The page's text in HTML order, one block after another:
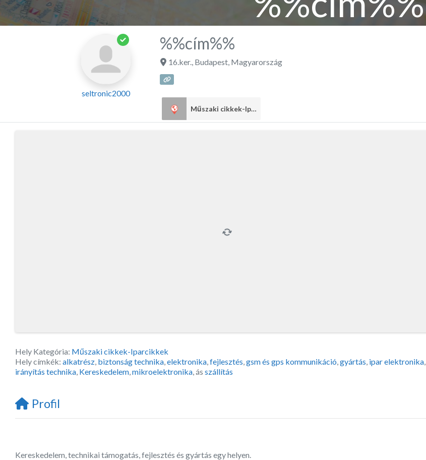
seltronic2000
%%cím%%
16.ker., Budapest, Magyarország
Műszaki cikkek-Iparcikkek
Hely Kategória: Műszaki cikkek-Iparcikkek
Hely címkék: alkatrész, biztonság technika,elektronika,fejlesztés,gsm és gps kommunikáció,gyártás, ipar elektronika,
irányítás technika, Kereskedelem,mikroelektronika, ás szállítás
Profil
Kereskedelem, technikai támogatás, fejlesztés és gyártás egy helyen.